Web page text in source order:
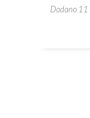
Dodano